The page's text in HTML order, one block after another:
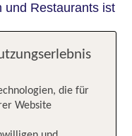
und Restaurants ist
großartigen
entfernt
City in nur ca. 6
die für
Website